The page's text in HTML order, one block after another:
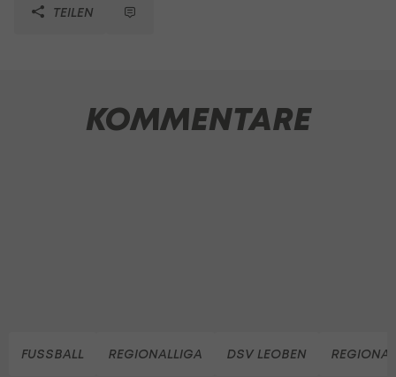
TEILEN
KOMMENTARE
FUSSBALL REGIONALLIGA DSV LEOBEN